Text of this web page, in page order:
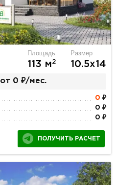
Площадь
113 м2
Размер
10.5х14
от 0 ₽/мес.
0 ₽
0 ₽
0 ₽
ПОЛУЧИТЬ РАСЧЕТ